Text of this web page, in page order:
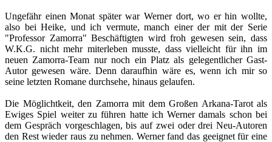
Ungefähr einen Monat später war Werner dort, wo er hin wollte,
also bei Heike, und ich vermute, manch einer der mit der Serie
"Professor Zamorra" Beschäftigten wird froh gewesen sein, dass
W.K.G. nicht mehr miterleben musste, dass vielleicht für ihn im
neuen Zamorra-Team nur noch ein Platz als gelegentlicher Gast-
Autor gewesen wäre. Denn daraufhin wäre es, wenn ich mir so
seine letzten Romane durchsehe, hinaus gelaufen.
Die Möglichtkeit, den Zamorra mit dem Großen Arkana-Tarot als
Ewiges Spiel weiter zu führen hatte ich Werner damals schon bei
dem Gespräch vorgeschlagen, bis auf zwei oder drei Neu-Autoren
den Rest wieder raus zu nehmen. Werner fand das geeignet für eine